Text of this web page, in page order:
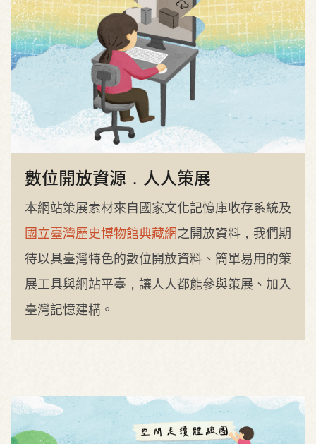
數位開放資源．人人策展
本網站策展素材來自國家文化記憶庫收存系統及
國立臺灣歷史博物館典藏網之開放資料，我們期
待以具臺灣特色的數位開放資料、簡單易用的策
展工具與網站平臺，讓人人都能參與策展、加入
臺灣記憶建構。